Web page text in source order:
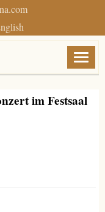
Menü
im Festsaal